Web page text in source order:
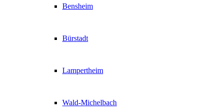
Bensheim
Bürstadt
Lampertheim
Wald-Michelbach